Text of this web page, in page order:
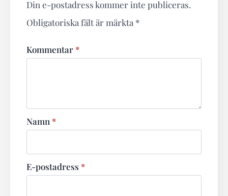
Din e-postadress kommer inte publiceras.
Obligatoriska fält är märkta *
Kommentar *
Namn *
E-postadress *